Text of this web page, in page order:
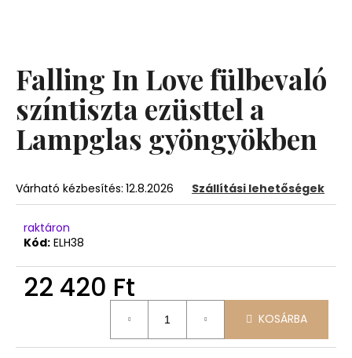
Falling In Love fülbevaló
színtiszta ezüsttel a
Lampglas gyöngyökben
Várható kézbesítés: 12.8.2026 Szállítási lehetőségek
raktáron
Kód: ELH38
22 420 Ft
KOSÁRBA
á
l
j
u